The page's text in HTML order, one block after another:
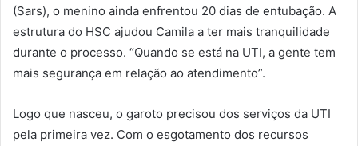
(Sars), o menino ainda enfrentou 20 dias de entubação. A
estrutura do HSC ajudou Camila a ter mais tranquilidade
durante o processo. “Quando se está na UTI, a gente tem
mais segurança em relação ao atendimento”.
Logo que nasceu, o garoto precisou dos serviços da UTI
pela primeira vez. Com o esgotamento dos recursos